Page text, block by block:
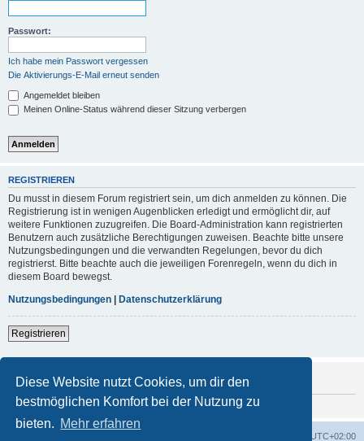
Diese Website nutzt Cookies, um dir den
bestmöglichen Komfort bei der Nutzung zu
bieten. Mehr erfahren
Passwort:
Ich habe mein Passwort vergessen
Die Aktivierungs-E-Mail erneut senden
Angemeldet bleiben
Meinen Online-Status während dieser Sitzung verbergen
REGISTRIEREN
Du musst in diesem Forum registriert sein, um dich anmelden zu können. Die
Registrierung ist in wenigen Augenblicken erledigt und ermöglicht dir, auf
weitere Funktionen zuzugreifen. Die Board-Administration kann registrierten
Benutzern auch zusätzliche Berechtigungen zuweisen. Beachte bitte unsere
Nutzungsbedingungen und die verwandten Regelungen, bevor du dich
registrierst. Bitte beachte auch die jeweiligen Forenregeln, wenn du dich in
diesem Board bewegst.
Nutzungsbedingungen
Datenschutzerklärung
Registrieren
Bau Dir Dein Traum-Wohnmobil jetzt aus
UTC+02:00